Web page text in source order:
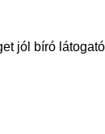
jól bíró